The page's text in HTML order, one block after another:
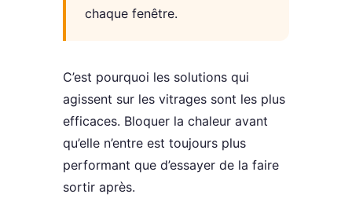
chaque fenêtre.
C’est pourquoi les solutions qui
agissent sur les vitrages sont les plus
efficaces. Bloquer la chaleur avant
qu’elle n’entre est toujours plus
performant que d’essayer de la faire
sortir après.